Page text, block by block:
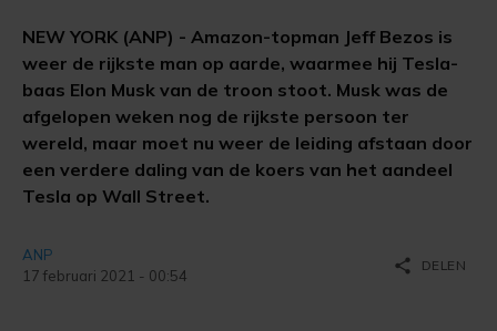
NEW YORK (ANP) - Amazon-topman Jeff Bezos is
weer de rijkste man op aarde, waarmee hij Tesla-
baas Elon Musk van de troon stoot. Musk was de
afgelopen weken nog de rijkste persoon ter
wereld, maar moet nu weer de leiding afstaan door
een verdere daling van de koers van het aandeel
Tesla op Wall Street.
ANP
17 februari 2021 - 00:54
share DELEN